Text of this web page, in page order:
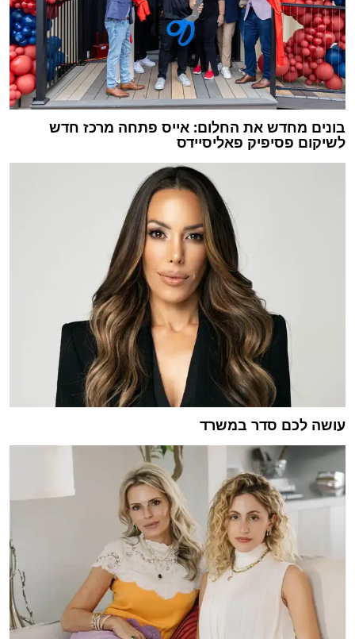
בונים מחדש את החלום: אייס פתחה מרכז חדש
לשיקום פסיפיק פאליסיידס
עושה לכם סדר במשרד